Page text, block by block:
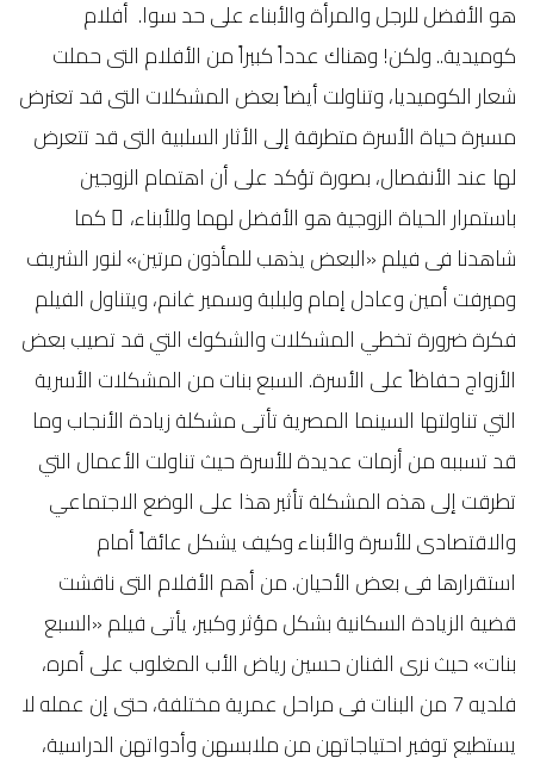
هو الأفضل للرجل والمرأة والأبناء على حد سوا. أفلام
كوميدية.. ولكن! وهناك عدداً كبيراً من الأفلام التى حملت
شعار الكوميديا، وتناولت أيضاً بعض المشكلات التى قد تعترض
مسيرة حياة الأسرة متطرقة إلى الأثار السلبية التى قد تتعرض
لها عند الأنفصال، بصورة تؤكد على أن اهتمام الزوجين
باستمرار الحياة الزوجية هو الأفضل لهما وللأبناء، ً كما
شاهدنا فى فيلم «البعض يذهب للمأذون مرتين» لنور الشريف
وميرفت أمين وعادل إمام ولبلبة وسمير غانم، ويتناول الفيلم
فكرة ضرورة تخطي المشكلات والشكوك التي قد تصيب بعض
الأزواج حفاظاً على الأسرة. السبع بنات من المشكلات الأسرية
التي تناولتها السينما المصرية تأتى مشكلة زيادة الأنجاب وما
قد تسببه من أزمات عديدة للأسرة حيث تناولت الأعمال التي
تطرقت إلى هذه المشكلة تأثير هذا على الوضع الاجتماعي
والاقتصادى للأسرة والأبناء وكيف يشكل عائقاً أمام
استقرارها فى بعض الأحيان. من أهم الأفلام التى ناقشت
قضية الزيادة السكانية بشكل مؤثر وكبير، يأتى فيلم «السبع
بنات» حيث نرى الفنان حسين رياض الأب المغلوب على أمره،
فلديه 7 من البنات فى مراحل عمرية مختلفة، حتى إن عمله لا
يستطيع توفير احتياجاتهن من ملابسهن وأدواتهن الدراسية،